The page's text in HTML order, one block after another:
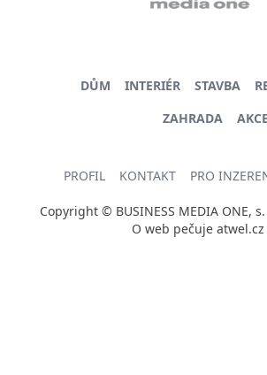
DŮM INTERIÉR STAVBA
ZAHRADA
AKCE
PROFIL KONTAKT PRO
Copyright © BUSINESS MEDIA ONE,